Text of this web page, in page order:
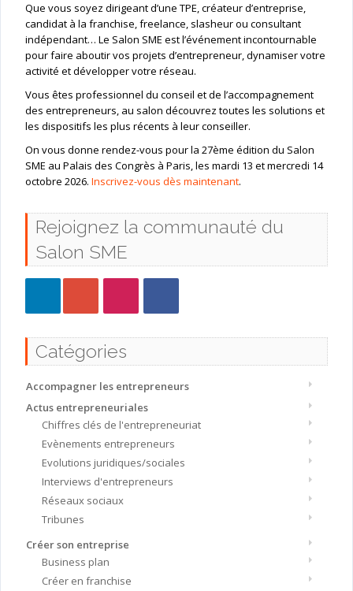
Que vous soyez dirigeant d’une TPE, créateur d’entreprise,
candidat à la franchise, freelance, slasheur ou consultant
indépendant… Le Salon SME est l’événement incontournable
pour faire aboutir vos projets d’entrepreneur, dynamiser votre
activité et développer votre réseau.
Vous êtes professionnel du conseil et de l’accompagnement
des entrepreneurs, au salon découvrez toutes les solutions et
les dispositifs les plus récents à leur conseiller.
On vous donne rendez-vous pour la 27ème édition du Salon
SME au Palais des Congrès à Paris, les mardi 13 et mercredi 14
octobre 2026. Inscrivez-vous dès maintenant.
Rejoignez la communauté du
Salon SME
Catégories
Accompagner les entrepreneurs
Actus entrepreneuriales
Chiffres clés de l'entrepreneuriat
Evènements entrepreneurs
Evolutions juridiques/sociales
Interviews d'entrepreneurs
Réseaux sociaux
Tribunes
Créer son entreprise
Business plan
Créer en franchise